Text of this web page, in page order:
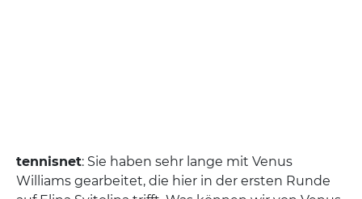
tennisnet: Sie haben sehr lange mit Venus
Williams gearbeitet, die hier in der ersten Runde